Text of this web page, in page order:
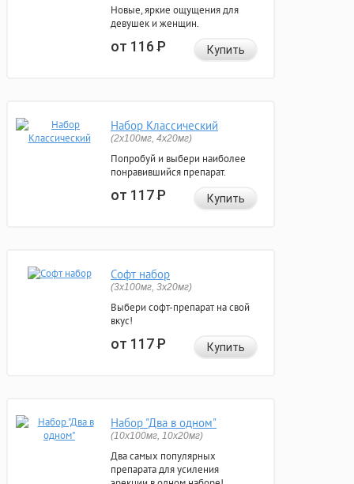
Новые, яркие ощущения для
девушек и женщин.
от 116Р Купить
Набор Классический
(2x100мг, 4x20мг)
Попробуй и выбери наиболее
понравившийся препарат.
от 117Р Купить
Софт набор
(3x100мг, 3x20мг)
Выбери софт-препарат на свой
вкус!
от 117Р Купить
Набор "Два в одном"
(10x100мг, 10x20мг)
Два самых популярных
препарата для усиления